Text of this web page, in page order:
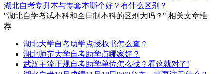
湖北自考专升本与专套本哪个好？有什么区别？
"湖北自学考试本科和全日制本科的区别大吗？" 相关文章推
荐
湖北大学自考助学点授权书怎么查？
湖北师范大学自考助学点哪家好？
武汉主流正规自考助学单位怎么找？看这就对了!